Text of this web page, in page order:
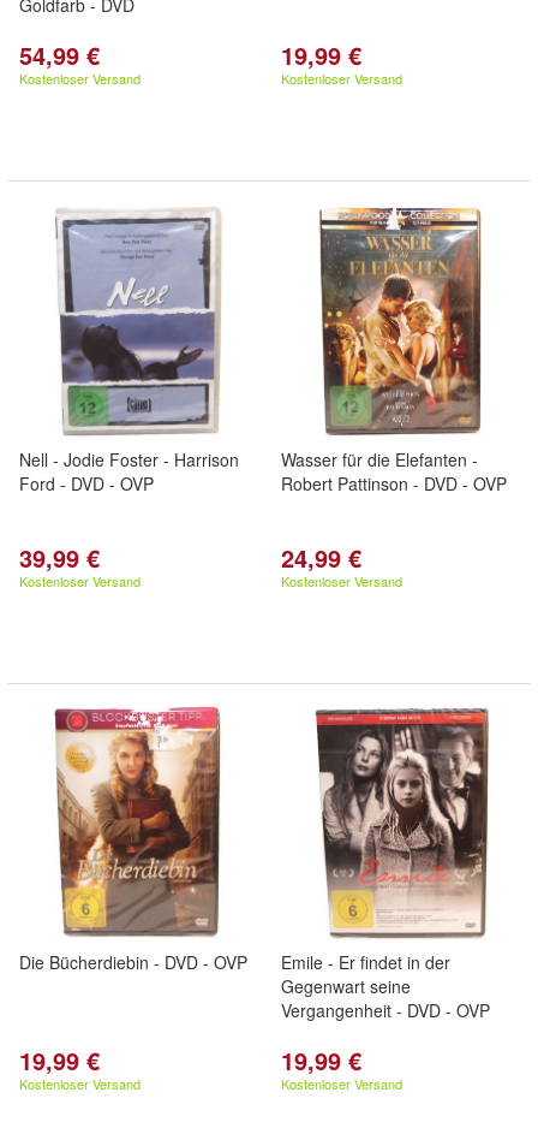
Goldfarb - DVD
54,99 €
Kostenloser Versand
19,99 €
Kostenloser Versand
Nell - Jodie Foster - Harrison
Ford - DVD - OVP
39,99 €
Kostenloser Versand
Wasser für die Elefanten -
Robert Pattinson - DVD - OVP
24,99 €
Kostenloser Versand
Die Bücherdiebin - DVD - OVP
19,99 €
Kostenloser Versand
Emile - Er findet in der
Gegenwart seine
Vergangenheit - DVD - OVP
19,99 €
Kostenloser Versand